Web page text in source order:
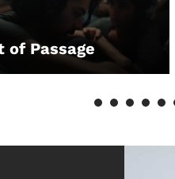
of Passage